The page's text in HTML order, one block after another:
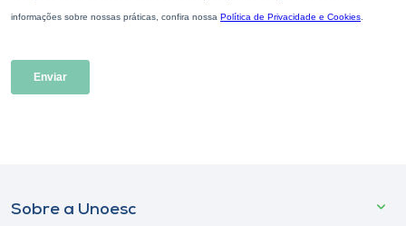
Sobre a Unoesc